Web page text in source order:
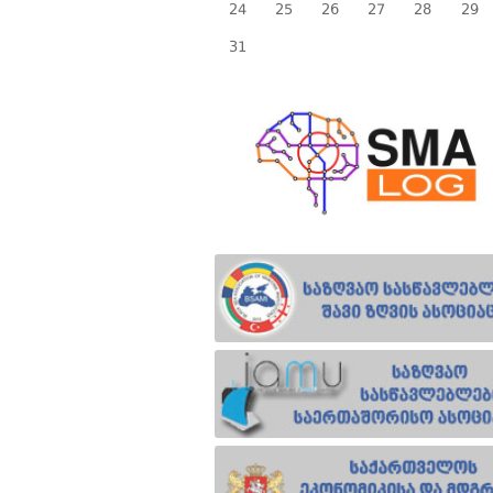
24 25 26 27 28 29
31